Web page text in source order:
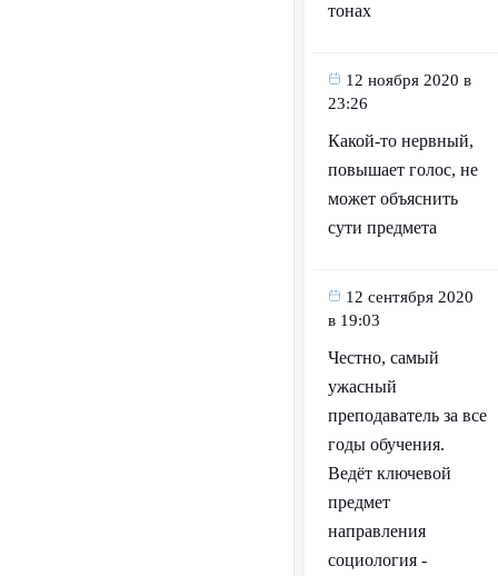
тонах
12 ноября 2020 в
23:26
Какой-то нервный,
повышает голос, не
может объяснить
сути предмета
12 сентября 2020
в 19:03
Честно, самый
ужасный
преподаватель за все
годы обучения.
Ведёт ключевой
предмет
направления
социология -